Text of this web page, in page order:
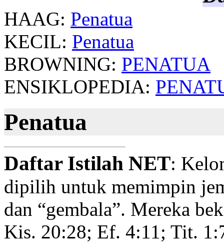
HAAG: Penatua
KECIL: Penatua
BROWNING: PENATUA
ENSIKLOPEDIA:
Penatua
Daftar Istilah NET:
dipilih untuk memimpin
dan “gembala”. Mereka
Kis. 20:28; Ef. 4:11; Tit.